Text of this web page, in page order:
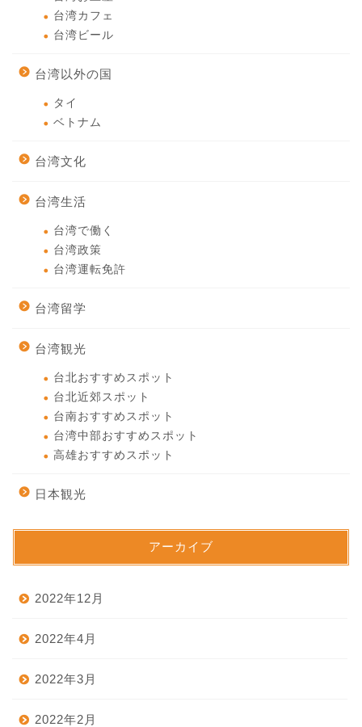
台湾カフェ
台湾ビール
台湾以外の国
タイ
ベトナム
台湾文化
台湾生活
台湾で働く
台湾政策
台湾運転免許
台湾留学
台湾観光
台北おすすめスポット
台北近郊スポット
台南おすすめスポット
台湾中部おすすめスポット
高雄おすすめスポット
日本観光
アーカイブ
2022年12月
2022年4月
2022年3月
2022年2月